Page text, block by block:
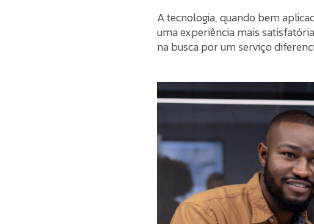
A tecnologia, quando bem
uma experiência mais
na busca por um serviço